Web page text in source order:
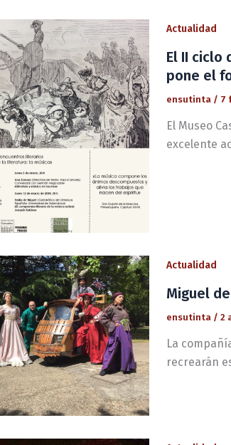
Actualidad
El II ciclo
pone el
ensutinta / 7
El Museo
excelente
Actualidad
Miguel
ensutinta / 2
La
recrearán